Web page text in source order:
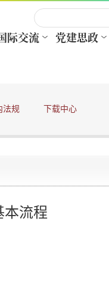
法规 下载中心
本流程